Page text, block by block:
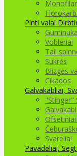
Pinti valai
Vobleriai
Tail
Sukrės
Blizgės
Cikados
Galvakabliai,
"Stinger"
Svareliai
Pavadėliai,